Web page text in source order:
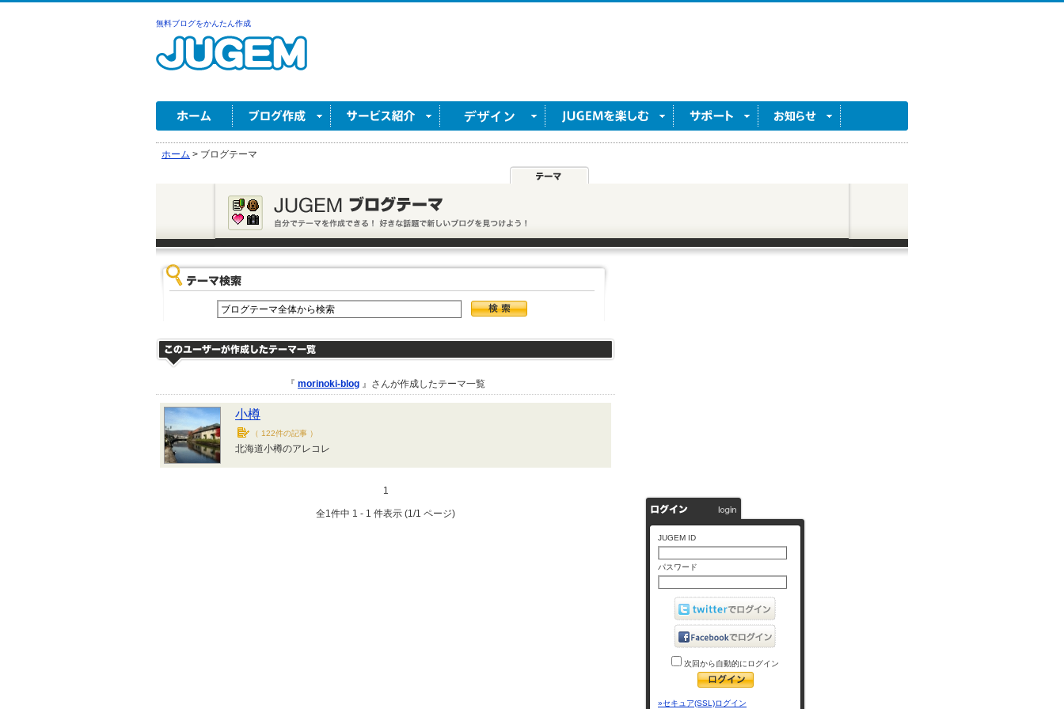
無料ブログをかんたん作成
ホーム > ブログテーマ
『 morinoki-blog 』さんが作成したテーマ一覧
小樽
（ 122件の記事 ）
北海道小樽のアレコレ
1
全1件中 1 - 1 件表示 (1/1 ページ)
JUGEM ID
パスワード
次回から自動的にログイン
»セキュア(SSL)ログイン